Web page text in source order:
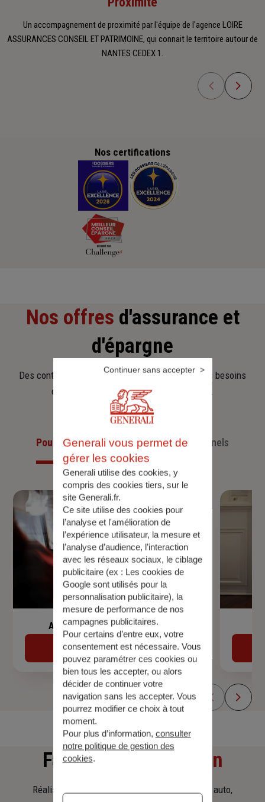
Un accompagnement de proximité par l'équipe de l'agence LOIRE
ASSURANCES CONSEIL ET PATRIMOINE, qui connait le territoire autour de
NANTES CEDEX 1.
Nos certifications
Nos offres d'assurance et
d'épargne
Des contrats clairs et flexibles pour sécuriser vos besoins
d’aujourd’hui et anticiper ceux de demain.
Pour les particuliersPour les professionnels
Assurance de prêt immobilier
Découvrir
Faites une simulation
Réalisez une simulation tarifaire d'assurance, auto,
Generali vous permet de
gérer les cookies
Generali utilise des cookies, y
compris des cookies tiers, sur le
site Generali.fr.
Ce site utilise des cookies pour
l’analyse et l'amélioration de
l’expérience utilisateur, la mesure et
l’analyse d’audience, l’interaction
avec les réseaux sociaux, le ciblage
publicitaire (ex : Les cookies de
Google sont utilisés pour la
personnalisation publicitaire), la
mesure de performance de nos
campagnes publicitaires.
Pour certains d’entre eux, votre
consentement est nécessaire. Vous
pouvez paramétrer ces cookies ou
bien tous les accepter, ou alors
décider de continuer votre
navigation sans les accepter. Vous
pourrez modifier ce choix à tout
moment.
Pour plus d’information, consulter
notre politique de gestion des
cookies.
Continuer sans accepter